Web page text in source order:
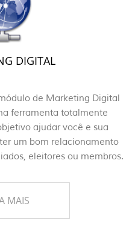
DIGITAL
de Marketing Digital
ferramenta totalmente
ajudar você e sua
um bom relacionamento
eleitores ou membros.
MAIS